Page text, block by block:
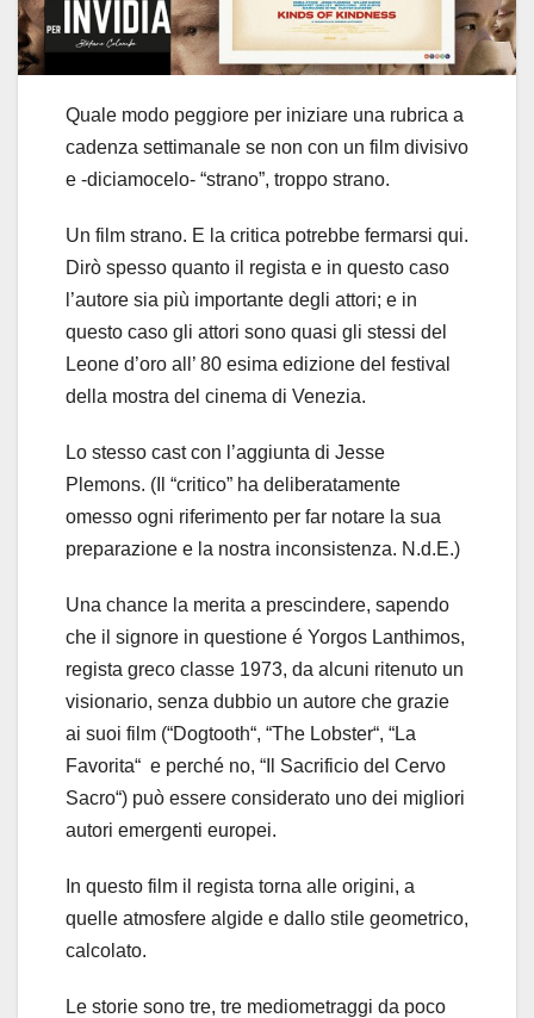
Quale modo peggiore per iniziare una rubrica a
cadenza settimanale se non con un film divisivo
e -diciamocelo- “strano”, troppo strano.
Un film strano. E la critica potrebbe fermarsi qui.
Dirò spesso quanto il regista e in questo caso
l’autore sia più importante degli attori; e in
questo caso gli attori sono quasi gli stessi del
Leone d’oro all’ 80 esima edizione del festival
della mostra del cinema di Venezia.
Lo stesso cast con l’aggiunta di Jesse
Plemons. (Il “critico” ha deliberatamente
omesso ogni riferimento per far notare la sua
preparazione e la nostra inconsistenza. N.d.E.)
Una chance la merita a prescindere, sapendo
che il signore in questione é Yorgos Lanthimos,
regista greco classe 1973, da alcuni ritenuto un
visionario, senza dubbio un autore che grazie
ai suoi film (“Dogtooth“, “The Lobster“, “La
Favorita“ e perché no, “Il Sacrificio del Cervo
Sacro“) può essere considerato uno dei migliori
autori emergenti europei.
In questo film il regista torna alle origini, a
quelle atmosfere algide e dallo stile geometrico,
calcolato.
Le storie sono tre, tre mediometraggi da poco